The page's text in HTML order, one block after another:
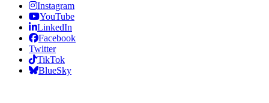
Instagram
YouTube
LinkedIn
Facebook
Twitter
TikTok
BlueSky